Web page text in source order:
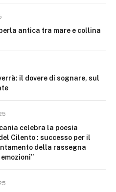
antica tra mare e collina
il dovere di sognare, sul
celebra la poesia
Cilento : successo per il
della rassegna